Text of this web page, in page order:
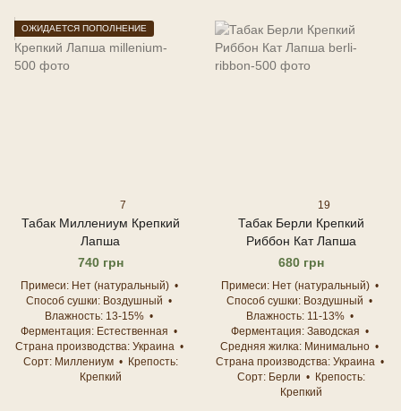
ОЖИДАЕТСЯ ПОПОЛНЕНИЕ
7
Табак Миллениум Крепкий
Лапша
740 грн
Примеси
Нет (натуральный)
Способ сушки
Воздушный
Влажность 13-15%
Ферментация
Естественная
Страна производства Украина
Сорт
Миллениум
Крепость
Крепкий
19
Табак Берли Крепкий
Риббон Кат Лапша
680 грн
Примеси
Нет (натуральный)
Способ сушки
Воздушный
Влажность 11-13%
Ферментация Заводская
Средняя жилка Минимально
Страна производства Украина
Сорт
Берли
Крепость
Крепкий